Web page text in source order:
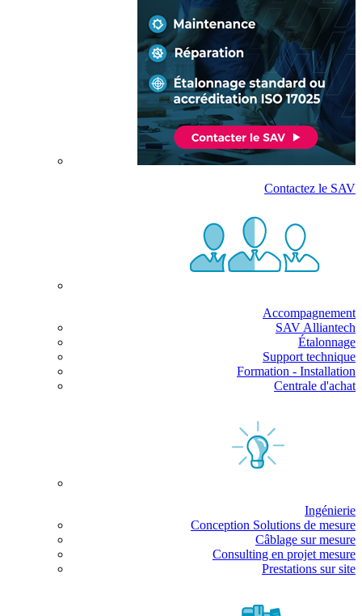
Contactez le SAV
Accompagnement
SAV Alliantech
Étalonnage
Support technique
Formation - Installation
Centrale d'achat
Ingénierie
Conception Solutions de mesure
Câblage sur mesure
Consulting en projet mesure
Prestations sur site